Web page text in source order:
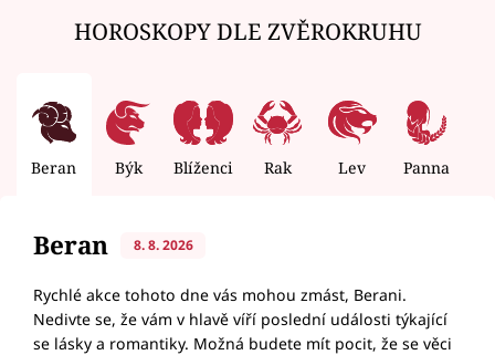
HOROSKOPY DLE ZVĚROKRUHU
Beran Býk Blíženci Rak Lev Panna
Beran 8. 8. 2026
Rychlé akce tohoto dne vás mohou zmást, Berani.
Nedivte se, že vám v hlavě víří poslední události týkající
se lásky a romantiky. Možná budete mít pocit, že se věci